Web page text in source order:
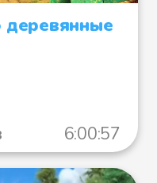
6:00:57